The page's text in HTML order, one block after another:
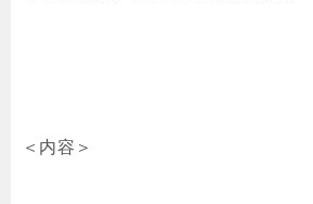
＜内容＞